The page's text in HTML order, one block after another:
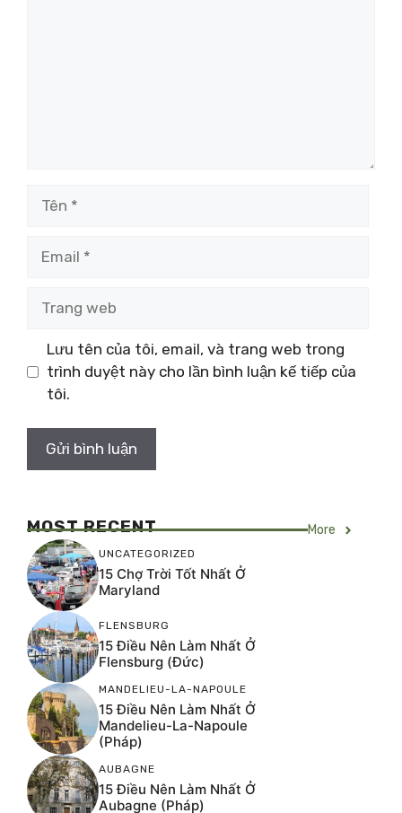
web
Lưu tên của tôi, email, và trang web trong
trình duyệt này cho lần bình luận kế tiếp của
tôi.
MOST RECENT More
UNCATEGORIZED
15 Chợ Trời Tốt Nhất Ở
Maryland
FLENSBURG
15 Điều Nên Làm Nhất Ở
Flensburg (Đức)
MANDELIEU-LA-NAPOULE
15 Điều Nên Làm Nhất Ở
Mandelieu-La-Napoule
(Pháp)
AUBAGNE
15 Điều Nên Làm Nhất Ở
Aubagne (Pháp)